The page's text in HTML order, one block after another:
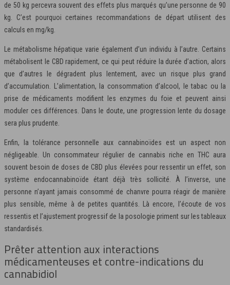
de 50 kg percevra souvent des effets plus marqués qu’une personne de 90
kg. C’est pourquoi certaines recommandations de départ utilisent des
calculs en mg/kg.
Le métabolisme hépatique varie également d’un individu à l’autre. Certains
métabolisent le CBD rapidement, ce qui peut réduire la durée d’action, alors
que d’autres le dégradent plus lentement, avec un risque plus grand
d’accumulation. L’alimentation, la consommation d’alcool, le tabac ou la
prise de médicaments modifient les enzymes du foie et peuvent ainsi
moduler ces différences. Dans le doute, une progression lente du dosage
sera plus prudente.
Enfin, la tolérance personnelle aux cannabinoïdes est un aspect non
négligeable. Un consommateur régulier de cannabis riche en THC aura
souvent besoin de doses de CBD plus élevées pour ressentir un effet, son
système endocannabinoïde étant déjà très sollicité. À l’inverse, une
personne n’ayant jamais consommé de chanvre pourra réagir de manière
plus sensible, même à de petites quantités. Là encore, l’écoute de vos
ressentis et l’ajustement progressif de la posologie priment sur les tableaux
standardisés.
Prêter attention aux interactions
médicamenteuses et contre-indications du
cannabidiol